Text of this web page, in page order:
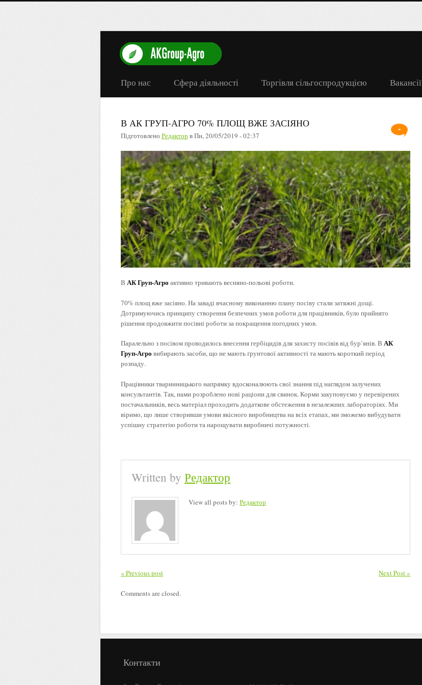
Про нас Сфера діяльності Торгівля сільгоспродукцією Вакансії
В АК ГРУП-АГРО 70% ПЛОЩ ВЖЕ ЗАСІЯНО
Підготовлено Редактор вПн, 20/05/2019 - 02:37
-
В АК Груп-Агро активно тривають весняно-польові роботи.
70% площ вже засіяно. На заваді вчасному виконанню плану посіву стали затяжні дощі.
Дотримуючись принципу створення безпечних умов роботи для працівників, було прийнято
рішення продовжити посівні роботи за покращення погодних умов.
Паралельно з посівом проводилось внесення гербіцидів для захисту посівів від бур’янів. В АК
Груп-Агро вибирають засоби, що не мають ґрунтової активності та мають короткий період
розпаду.
Працівники тваринницького напрямку вдосконалюють свої знання під наглядом залучених
консультантів. Так, нами розроблено нові раціони для свинок. Корми закуповуємо у перевірених
постачальників, весь матеріал проходить додаткове обстеження в незалежних лабораторіях. Ми
віримо, що лише створивши умови якісного виробництва на всіх етапах, ми зможемо вибудувати
успішну стратегію роботи та нарощувати виробничі потужності.
Written by Редактор
View all posts by: Редактор
« Previous post Next Post »
Comments are closed.
Контакти